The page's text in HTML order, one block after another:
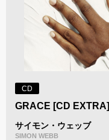
CD
GRACE [CD EXTRA]
サイモン・ウェッブ
SIMON WEBB